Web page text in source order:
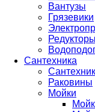
Вантузы
Грязевики
Редукторы
Сантехника
Раковины
Мойки